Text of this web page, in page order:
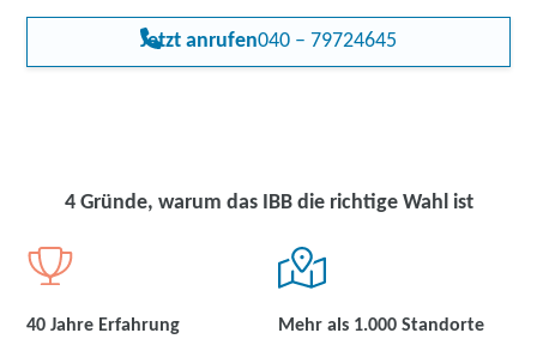
Jetzt anrufen040 – 79724645
4 Gründe, warum das IBB die richtige Wahl ist
40 Jahre Erfahrung Mehr als 1.000 Standorte